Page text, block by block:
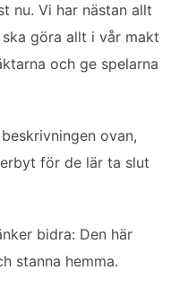
nu. Vi har nästan allt
göra allt i vår makt
och ge spelarna
ovan,
för de lär ta slut
bidra: Den här
stanna hemma.